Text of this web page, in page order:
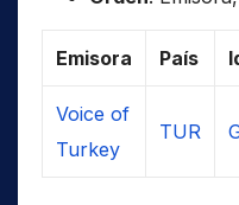
Emisora País
Voice of
Turkey
TUR